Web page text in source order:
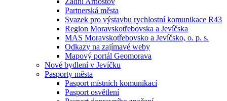
Partnerská města
Svazek pro výstavbu rychlostní komunikace R43
Region Moravskotřebovska a Jevíčska
MAS Moravskotřebovsko a Jevíčsko, o. p. s.
Odkazy na zajímavé weby
Mapový portál Geomorava
Nové bydlení v Jevíčku
Pasporty města
Pasport místních komunikací
Pasport osvětlení